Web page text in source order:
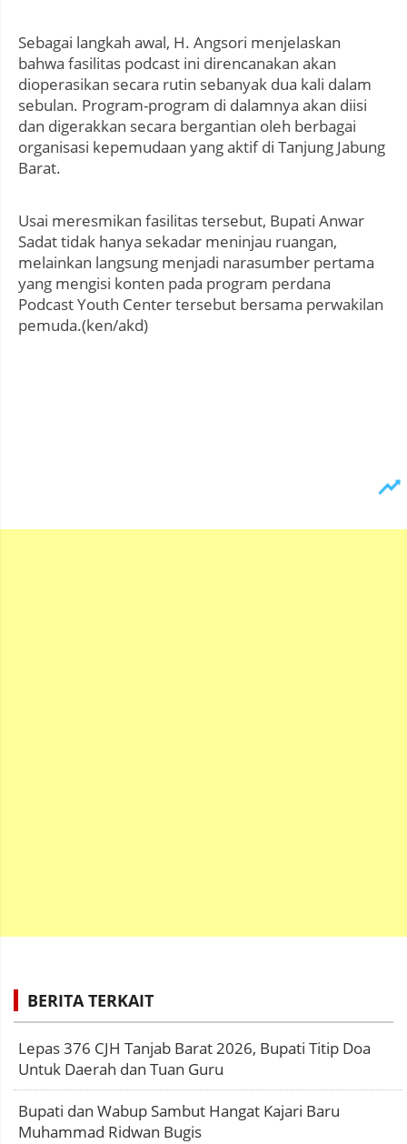
Sebagai langkah awal, H. Angsori menjelaskan
bahwa fasilitas podcast ini direncanakan akan
dioperasikan secara rutin sebanyak dua kali dalam
sebulan. Program-program di dalamnya akan diisi
dan digerakkan secara bergantian oleh berbagai
organisasi kepemudaan yang aktif di Tanjung Jabung
Barat.
Usai meresmikan fasilitas tersebut, Bupati Anwar
Sadat tidak hanya sekadar meninjau ruangan,
melainkan langsung menjadi narasumber pertama
yang mengisi konten pada program perdana
Podcast Youth Center tersebut bersama perwakilan
pemuda.(ken/akd)
BERITA TERKAIT
Lepas 376 CJH Tanjab Barat 2026, Bupati Titip Doa
Untuk Daerah dan Tuan Guru
Bupati dan Wabup Sambut Hangat Kajari Baru
Muhammad Ridwan Bugis